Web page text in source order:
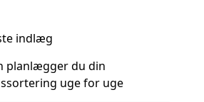
indlæg
planlægger du din
uge for uge